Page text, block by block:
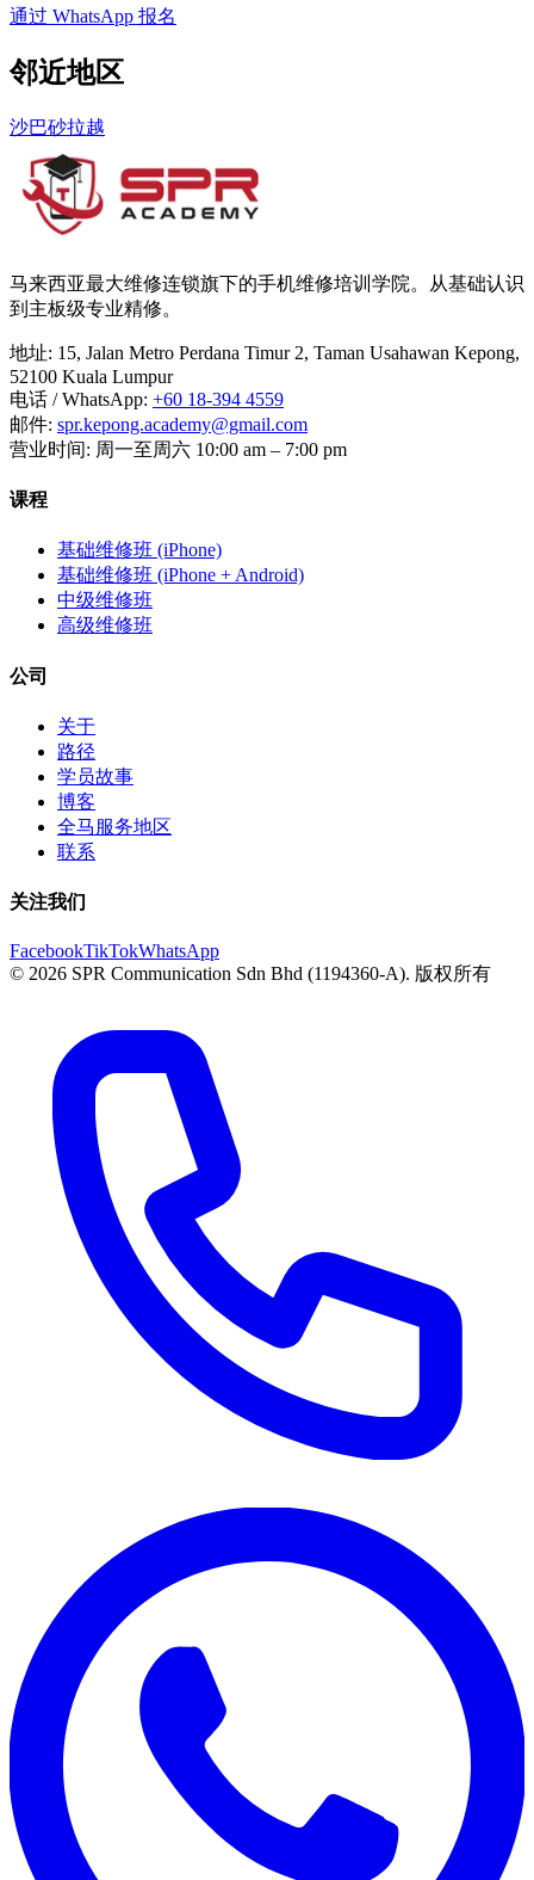
通过 WhatsApp 报名
邻近地区
沙巴砂拉越
马来西亚最大维修连锁旗下的手机维修培训学院。从基础认识
到主板级专业精修。
地址: 15, Jalan Metro Perdana Timur 2, Taman Usahawan Kepong,
52100 Kuala Lumpur
电话 / WhatsApp: +60 18-394 4559
邮件: spr.kepong.academy@gmail.com
营业时间: 周一至周六 10:00 am – 7:00 pm
课程
基础维修班 (iPhone)
基础维修班 (iPhone + Android)
中级维修班
高级维修班
公司
关于
路径
学员故事
博客
全马服务地区
联系
关注我们
FacebookTikTokWhatsApp
© 2026 SPR Communication Sdn Bhd (1194360-A). 版权所有